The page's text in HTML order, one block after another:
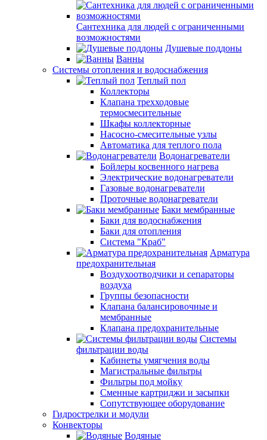
Сантехника для людей с ограниченными
возможностями
Душевые поддоны
Ванны
Системы отопления и водоснабжения
Теплый пол
Коллекторы
Клапана трехходовые
термосмесительные
Шкафы коллекторные
Насосно-смесительные узлы
Автоматика для теплого пола
Водонагреватели
Бойлеры косвенного нагрева
Электрические водонагреватели
Газовые водонагреватели
Проточные водонагреватели
Баки мембранные
Баки для водоснабжения
Баки для отопления
Система "Краб"
Арматура
предохранительная
Воздухоотводчики и сепараторы
воздуха
Группы безопасности
Клапана балансировочные и
мембранные
Клапана предохранительные
Системы
фильтрации воды
Кабинеты умягчения воды
Магистральные фильтры
Фильтры под мойку
Сменные картриджи и засыпки
Сопутствующее оборудование
Гидрострелки и модули
Конвекторы
Водяные